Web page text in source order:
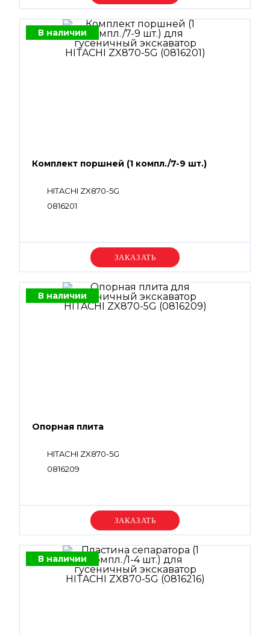
В наличии
Комплект поршней (1 компл./7-9 шт.)
HITACHI ZX870-5G
0816201
Уточняйте цену
В наличии
Опорная плита
HITACHI ZX870-5G
0816209
Уточняйте цену
В наличии